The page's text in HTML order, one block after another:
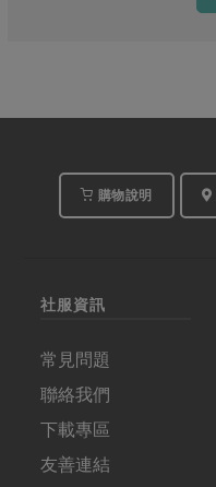
購物說明
社服資訊
常見問題
聯絡我們
下載專區
友善連結